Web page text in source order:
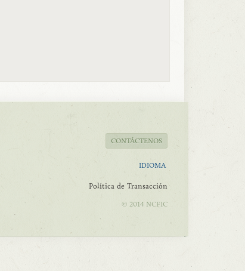
CONTÁCTENOS
IDIOMA
Política de Transacción
© 2014 NCFIC